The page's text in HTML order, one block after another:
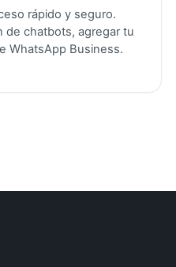
rápido y seguro.
de chatbots, agregar tu
WhatsApp Business.